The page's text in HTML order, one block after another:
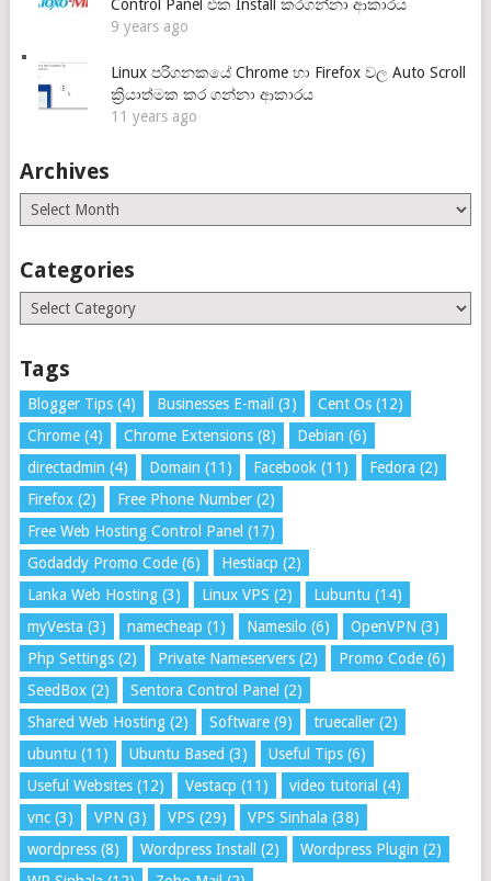
Control Panel එක Install කරගන්නා ආකාරය
9 years ago
Linux පරිගනකයේ Chrome හා Firefox වල Auto Scroll
ක්‍රියාත්මක කර ගන්නා ආකාරය
11 years ago
Archives
Archives
Categories
Categories
Tags
Blogger Tips(4) Businesses E-mail (3) Cent Os(12)
Chrome(4) Chrome Extensions(8) Debian (6)
directadmin (4) Domain (11) Facebook (11) Fedora (2)
Firefox(2) Free Phone Number(2)
Free Web Hosting Control Panel (17)
Godaddy Promo Code(6) Hestiacp (2)
Lanka Web Hosting(3) Linux VPS (2) Lubuntu (14)
myVesta (3) namecheap (1) Namesilo (6) OpenVPN (3)
Php Settings(2) Private Nameservers(2) Promo Code(6)
SeedBox(2) Sentora Control Panel (2)
Shared Web Hosting(2) Software(9) truecaller(2)
ubuntu (11) Ubuntu Based (3) Useful Tips(6)
Useful Websites(12) Vestacp (11) video tutorial (4)
vnc(3) VPN (3) VPS (29) VPS Sinhala (38)
wordpress(8) Wordpress Install (2) Wordpress Plugin (2)